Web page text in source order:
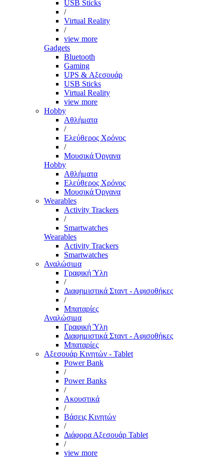
USB Sticks
/
Virtual Reality
/
view more
Gadgets
Bluetooth
Gaming
UPS & Αξεσουάρ
USB Sticks
Virtual Reality
view more
Hobby
Αθλήματα
/
Ελεύθερος Χρόνος
/
Μουσικά Όργανα
Hobby
Αθλήματα
Ελεύθερος Χρόνος
Μουσικά Όργανα
Wearables
Activity Trackers
/
Smartwatches
Wearables
Activity Trackers
Smartwatches
Αναλώσιμα
Γραφική Ύλη
/
Διαφημιστικά Σταντ - Αφισοθήκες
/
Μπαταρίες
Αναλώσιμα
Γραφική Ύλη
Διαφημιστικά Σταντ - Αφισοθήκες
Μπαταρίες
Αξεσουάρ Κινητών - Tablet
Power Bank
/
Power Banks
/
Ακουστικά
/
Βάσεις Κινητών
/
Διάφορα Αξεσουάρ Tablet
/
view more